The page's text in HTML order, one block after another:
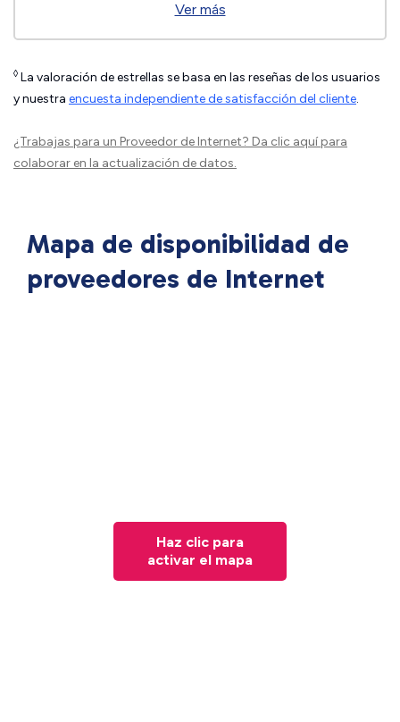
Ver más
◊ La valoración de estrellas se basa en las reseñas de los usuarios
y nuestra encuesta independiente de satisfacción del cliente.
¿Trabajas para un Proveedor de Internet? Da clic aquípara
colaborar en la actualización de datos.
Mapa de disponibilidad de
proveedores de Internet
Haz clic para
activar el mapa